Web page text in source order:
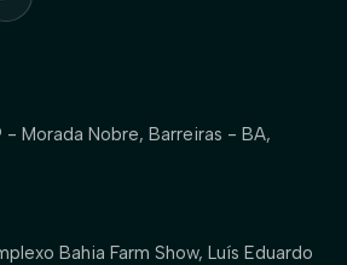
- Morada Nobre, Barreiras - BA,
Bahia Farm Show, Luís Eduardo